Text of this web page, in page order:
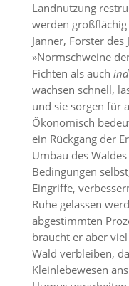
Landnutzung
werden
Janner, Förster
»Normschweine
Fichten als auch
wachsen schnell,
und sie sorgen für
Ökonomisch
ein Rückgang der
Umbau des
Bedingungen
Eingriffe,
Ruhe gelassen
abgestimmten
braucht er aber
Wald verbleiben,
Kleinlebewesen